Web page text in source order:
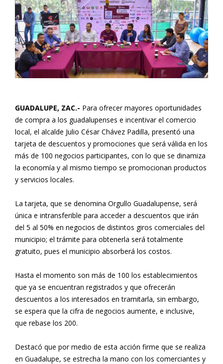
GUADALUPE, ZAC.- Para ofrecer mayores oportunidades
de compra a los guadalupenses e incentivar el comercio
local, el alcalde Julio César Chávez Padilla, presentó una
tarjeta de descuentos y promociones que será válida en los
más de 100 negocios participantes, con lo que se dinamiza
la economía y al mismo tiempo se promocionan productos
y servicios locales.
La tarjeta, que se denomina Orgullo Guadalupense, será
única e intransferible para acceder a descuentos que irán
del 5 al 50% en negocios de distintos giros comerciales del
municipio; el trámite para obtenerla será totalmente
gratuito, pues el municipio absorberá los costos.
Hasta el momento son más de 100 los establecimientos
que ya se encuentran registrados y que ofrecerán
descuentos a los interesados en tramitarla, sin embargo,
se espera que la cifra de negocios aumente, e inclusive,
que rebase los 200.
Destacó que por medio de esta acción firme que se realiza
en Guadalupe, se estrecha la mano con los comerciantes y